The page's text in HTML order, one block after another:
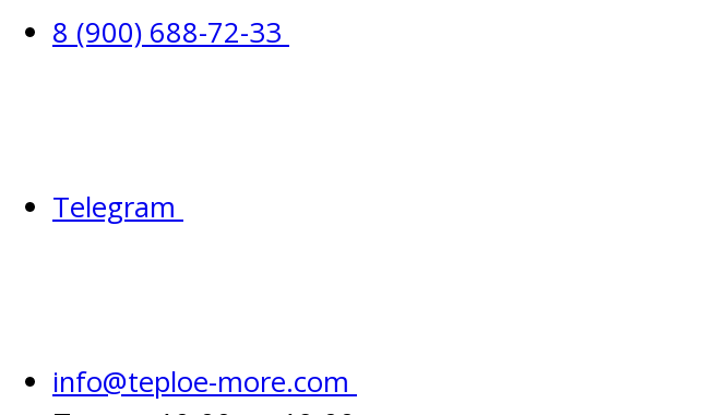
8 (900) 688-72-33
Telegram
info@teploe-more.com